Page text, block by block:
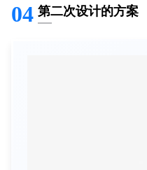
04 第二次设计的方案